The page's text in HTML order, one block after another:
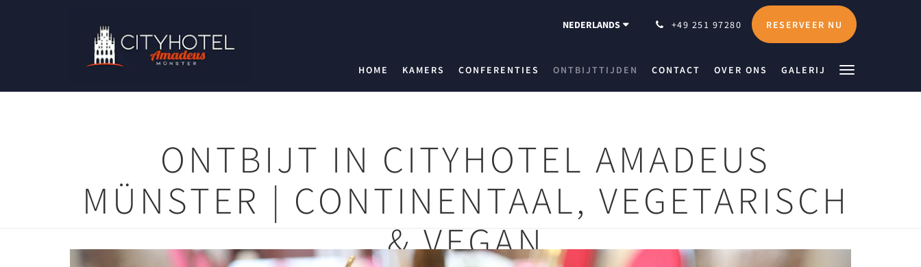
NEDERLANDS +49 251 97280 RESERVEER NU
HOME KAMERS CONFERENTIES ONTBIJTTIJDEN CONTACT OVER ONS GALERIJ
ONTBIJT IN CITYHOTEL AMADEUS
MÜNSTER | CONTINENTAAL, VEGETARISCH
& VEGAN
Previous